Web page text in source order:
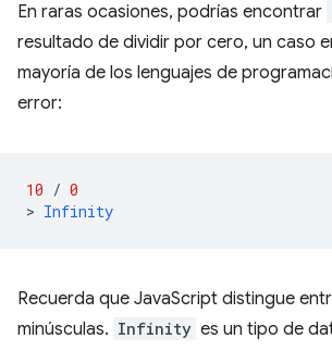
En raras ocasiones, podrías encontrar
resultado de dividir por cero, un caso
mayoría de los lenguajes de
error:
10 / 0
> Infinity
Recuerda que JavaScript distingue
minúsculas. Infinity es un tipo de